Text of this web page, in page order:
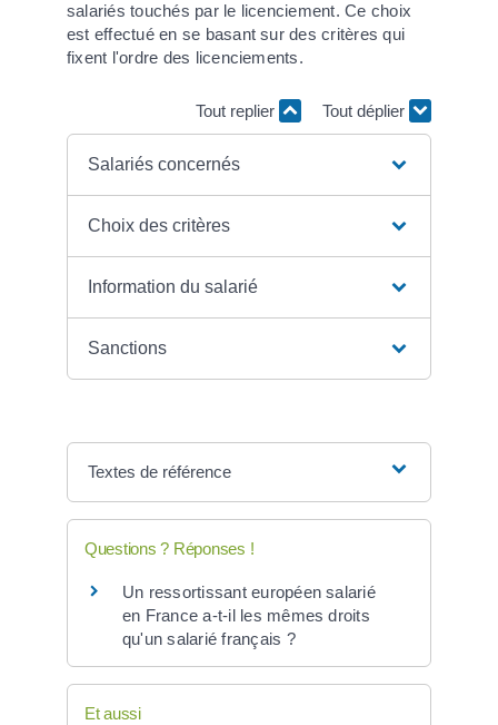
salariés touchés par le licenciement. Ce choix
est effectué en se basant sur des critères qui
fixent l'ordre des licenciements.
Tout replier Tout déplier
Salariés concernés
Choix des critères
Information du salarié
Sanctions
Textes de référence
Questions ? Réponses !
Un ressortissant européen salarié
en France a-t-il les mêmes droits
qu'un salarié français ?
Et aussi